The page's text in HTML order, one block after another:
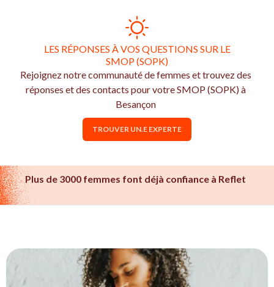
LES RÉPONSES À VOS QUESTIONS SUR LE
SMOP (SOPK)
Rejoignez notre communauté de femmes et trouvez des
réponses et des contacts pour votre SMOP (SOPK) à
Besançon
TROUVER UN.E EXPERTE
Plus de 3000 femmes font déjà confiance à Reflet